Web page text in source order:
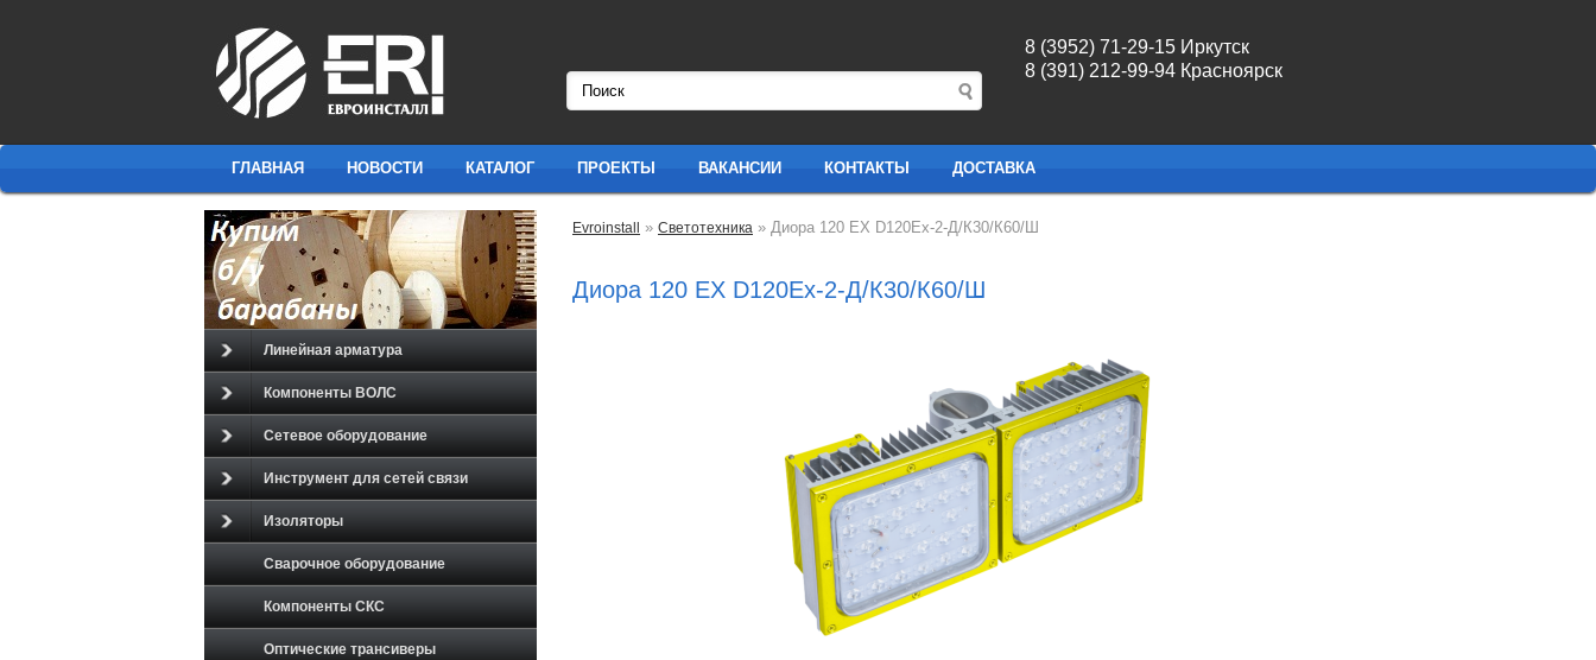
8 (3952) 71-29-15 Иркутск
8 (391) 212-99-94 Красноярск
ГЛАВНАЯ НОВОСТИ КАТАЛОГ ПРОЕКТЫ ВАКАНСИИ КОНТАКТЫ ДОСТАВКА
Evroinstall » Светотехника » Диора 120 ЕХ D120Ex-2-Д/К30/К60/Ш
Диора 120 ЕХ D120Ex-2-Д/К30/К60/Ш
Линейная арматура
Компоненты ВОЛС
Сетевое оборудование
Инструмент для сетей связи
Изоляторы
Сварочное оборудование
Компоненты СКС
Оптические трансиверы